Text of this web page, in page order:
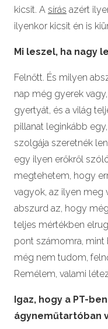
kicsit. A sírás azért
ilyenkor kicsit én is
Mi leszel, ha nagy
Felnőtt. És milyen
nap még gyerek
gyertyát, és a világ
pillanat leginkább
szolgája szeretnék
egy ilyen erőkről
megtehetem, hogy
vagyok, az ilyen meg
abszurd az, hogy
teljes mértékben
pont számomra, mint
még nem tudom,
Remélem, valami
Igaz, hogy a PT-
ágyneműtartóban